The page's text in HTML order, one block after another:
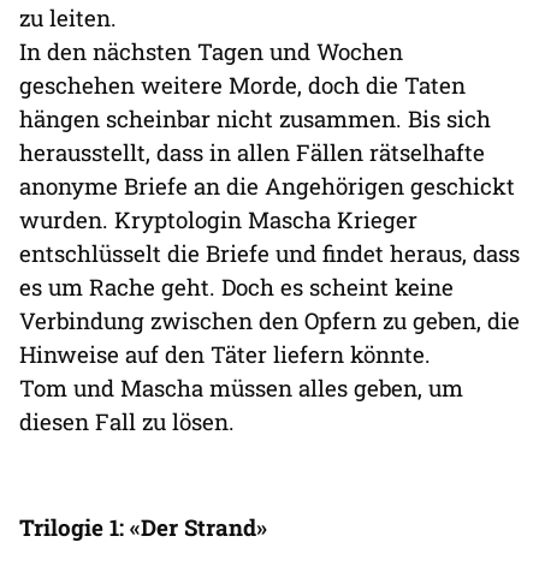
zu leiten.
In den nächsten Tagen und Wochen
geschehen weitere Morde, doch die Taten
hängen scheinbar nicht zusammen. Bis sich
herausstellt, dass in allen Fällen rätselhafte
anonyme Briefe an die Angehörigen geschickt
wurden. Kryptologin Mascha Krieger
entschlüsselt die Briefe und findet heraus, dass
es um Rache geht. Doch es scheint keine
Verbindung zwischen den Opfern zu geben, die
Hinweise auf den Täter liefern könnte.
Tom und Mascha müssen alles geben, um
diesen Fall zu lösen.
Trilogie 1: «Der Strand»